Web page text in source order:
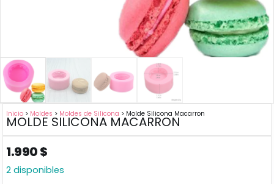
Inicio > Moldes > Moldes de Silicona > Molde Silicona Macarron
MOLDE SILICONA MACARRON
1.990$
2 disponibles